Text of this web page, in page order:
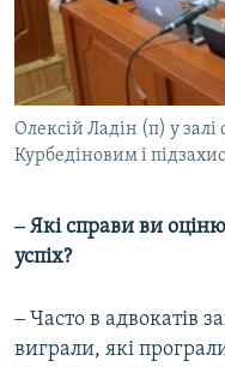
Олексій Ладін (п) у
Курбедіновим і
‒ Які справи ви
успіх?
‒ Часто в адвокатів
виграли, які